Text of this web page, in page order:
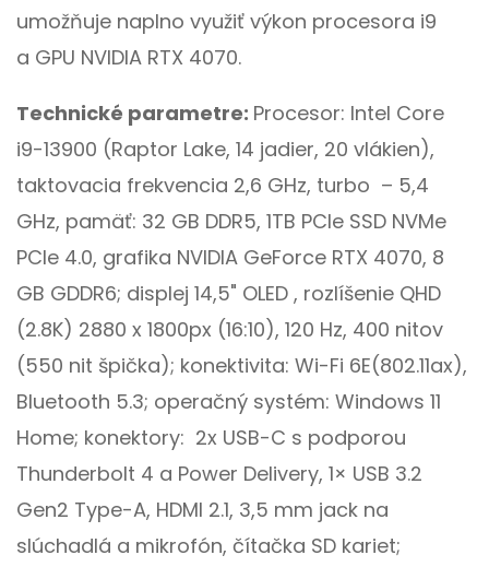
umožňuje naplno využiť výkon procesora i9
a GPU NVIDIA RTX 4070.
Technické parametre: Procesor: Intel Core
i9-13900 (Raptor Lake, 14 jadier, 20 vlákien),
taktovacia frekvencia 2,6 GHz, turbo – 5,4
GHz, pamäť: 32 GB DDR5, 1TB PCIe SSD NVMe
PCIe 4.0, grafika NVIDIA GeForce RTX 4070, 8
GB GDDR6; displej 14,5" OLED , rozlíšenie QHD
(2.8K) 2880 x 1800px (16:10), 120 Hz, 400 nitov
(550 nit špička); konektivita: Wi-Fi 6E(802.11ax),
Bluetooth 5.3; operačný systém: Windows 11
Home; konektory: 2x USB-C s podporou
Thunderbolt 4 a Power Delivery, 1× USB 3.2
Gen2 Type-A, HDMI 2.1, 3,5 mm jack na
slúchadlá a mikrofón, čítačka SD kariet;